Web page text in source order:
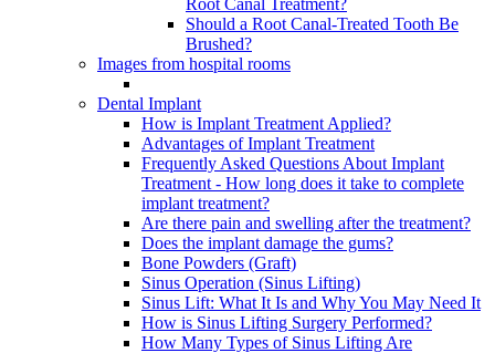
Should a Root Canal-Treated Tooth Be
Brushed?
Images from hospital rooms
Dental Implant
How is Implant Treatment Applied?
Advantages of Implant Treatment
Frequently Asked Questions About Implant
Treatment - How long does it take to complete
implant treatment?
Are there pain and swelling after the treatment?
Does the implant damage the gums?
Bone Powders (Graft)
Sinus Operation (Sinus Lifting)
Sinus Lift: What It Is and Why You May Need It
How is Sinus Lifting Surgery Performed?
How Many Types of Sinus Lifting Are